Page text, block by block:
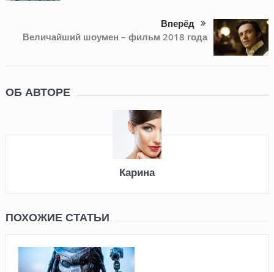
Вперёд
Величайший шоумен – фильм 2018 года
ОБ АВТОРЕ
Карина
ПОХОЖИЕ СТАТЬИ